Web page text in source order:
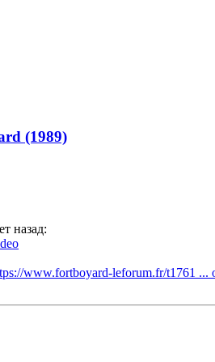
(1989)
назад:
www.fortboyard-leforum.fr/t1761 ...